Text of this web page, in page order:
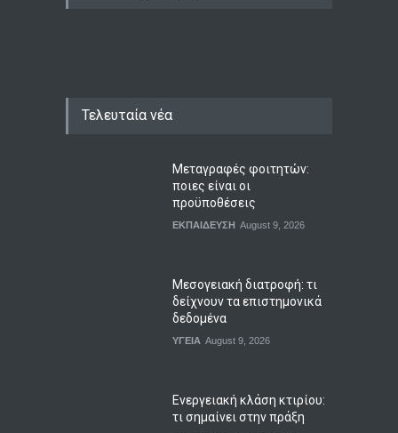
Τελευταία νέα
Μεταγραφές φοιτητών:
ποιες είναι οι
προϋποθέσεις
ΕΚΠΑΙΔΕΥΣΗ August 9, 2026
Μεσογειακή διατροφή: τι
δείχνουν τα επιστημονικά
δεδομένα
ΥΓΕΙΑ August 9, 2026
Ενεργειακή κλάση κτιρίου:
τι σημαίνει στην πράξη